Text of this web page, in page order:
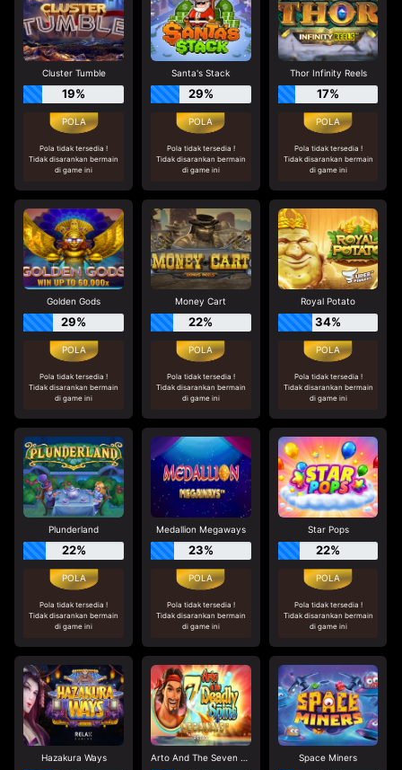
Cluster Tumble
19%
Pola tidak tersedia !
Tidak disarankan bermain
di game ini
Santa's Stack
29%
Pola tidak tersedia !
Tidak disarankan bermain
di game ini
Thor Infinity Reels
17%
Pola tidak tersedia !
Tidak disarankan bermain
di game ini
Golden Gods
29%
Pola tidak tersedia !
Tidak disarankan bermain
di game ini
Money Cart
22%
Pola tidak tersedia !
Tidak disarankan bermain
di game ini
Royal Potato
34%
Pola tidak tersedia !
Tidak disarankan bermain
di game ini
Plunderland
22%
Pola tidak tersedia !
Tidak disarankan bermain
di game ini
Medallion Megaways
23%
Pola tidak tersedia !
Tidak disarankan bermain
di game ini
Star Pops
22%
Pola tidak tersedia !
Tidak disarankan bermain
di game ini
Hazakura Ways Arto And The Seven Deadly Spins Megaways Space Miners